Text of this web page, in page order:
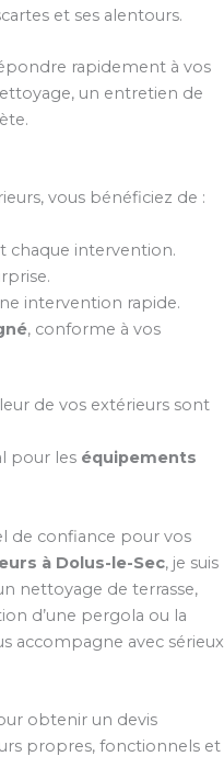
et ses alentours.
rapidement à vos
un entretien de
vous bénéficiez de :
chaque intervention.
intervention rapide.
, conforme à vos
de vos extérieurs sont
pour les équipements
de confiance pour vos
à Dolus-le-Sec, je suis
nettoyage de terrasse,
d’une pergola ou la
accompagne avec sérieux
obtenir un devis
propres, fonctionnels et